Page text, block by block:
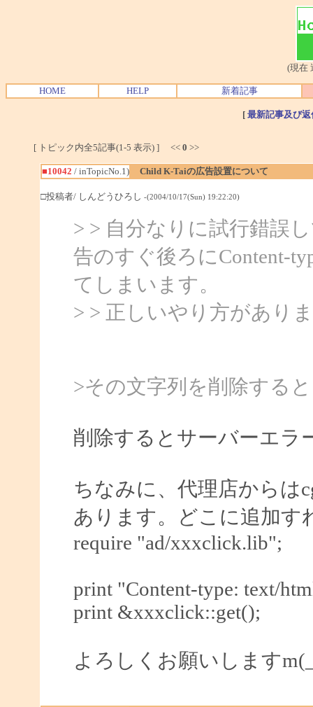
(現在
HOME HELP 新着記事
[ 最新記事及び
[ トピック内全5記事(1-5 表示) ] << 0 >>
■10042 / inTopicNo.1) Child K-Taiの広告設置について
□投稿者/ しんどうひろし -(2004/10/17(Sun) 19:22:20)
> > 自分なりに試行錯誤
告のすぐ後ろにContent-
てしまいます。
> > 正しいやり方があり
>その文字列を削除する
削除するとサーバーエラ
ちなみに、代理店からは
あります。どこに追加す
require "ad/xxxclick.lib";
print "Content-type: text/
print &xxxclick::get();
よろしくお願いします